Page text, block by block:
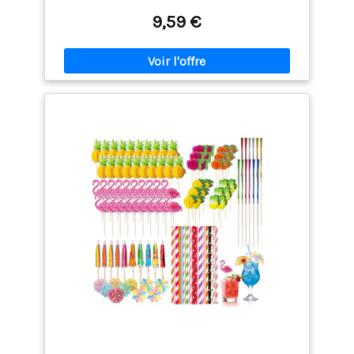
𝗦𝗢𝗠𝗠𝗘𝗦 𝗧𝗢𝗨𝗝𝗢𝗨𝗥𝗦 𝗟𝗔 𝗣𝗢𝗨𝗥 𝗩𝗢𝗨𝗦 –
commander encore aujourd'hui. Si vous n'êtes pas
satisfait, il vous suffit de vous adresser à notre
assistance 24 heures sur 24, 7 jours sur 7 et nous
trouverons certainement une solution satisfaisante
bâtons de feux d'artifice, 10 bâtonnets flamant
rose, 10 bâtons de paon, 20 bâtonnets en nid
d'abeille de fruits, 10 bâtonnets de perles, 20
drapeaux de cure-dents en force 【Colorés et
colorés】 nos accessoires de fête de cocktail ne
sont jamais monotones et ennuyeux, mais sont
distinctif pour égayer votre vie. 【Bois de qualité】
ces brochettes à cocktail sont fabriquées en bois
naturel de qualité, sûr et respectueux de
l'environnement, non toxique et inodore, ne causera
aucun dommage au corps humain. De plus, la paille
arc-en-ciel est en papier kraft, la coupe est plate et
lisse, facile à utiliser. 【Boissons et garnitures
alimentaires】 le kit de décoration de cocktail peut
être utilisé pour garnir les aliments et les boissons,
ils peuvent être largement utilisés pour les
cocktails, les jus, les fruits, les gâteaux, les glaces,
etc., avec une touche finale 【Idéal pour les fêtes】
9,59 €